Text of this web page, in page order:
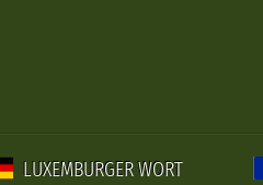
LUXEMBURGER WORT